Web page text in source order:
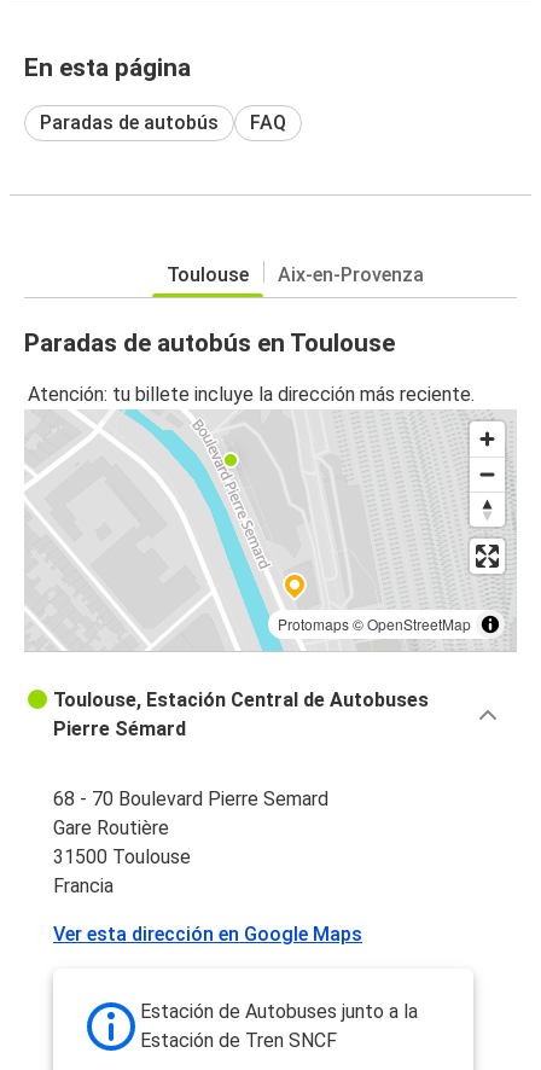
En esta página
Paradas de autobús FAQ
Toulouse Aix-en-Provenza
Paradas de autobús en Toulouse
Atención: tu billete incluye la dirección más reciente.
Protomaps©OpenStreetMap
Toulouse, Estación Central de Autobuses
Pierre Sémard
68 - 70 Boulevard Pierre Semard
Gare Routière
31500 Toulouse
Francia
Ver esta dirección en Google Maps
Estación de Autobuses junto a la
Estación de Tren SNCF